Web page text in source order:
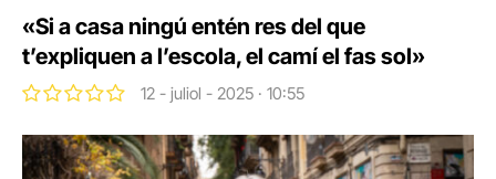
«Si a casa ningú entén res del que
t’expliquen a l’escola, el camí el fas sol»
12 - juliol - 2025 · 10:55